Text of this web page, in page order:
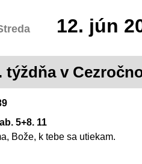
12. jún
týždňa v
5+8. 11
Bože, k tebe sa utiekam.